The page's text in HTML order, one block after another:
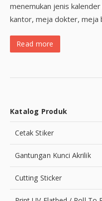
menemukan jenis
kantor, meja dokter, meja
Read more
Katalog Produk
Cetak Stiker
Gantungan Kunci Akrilik
Cutting Sticker